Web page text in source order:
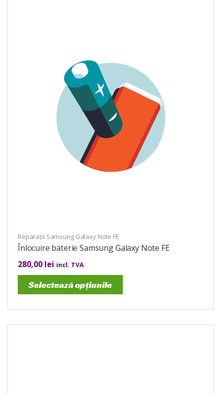
Reparații Samsung Galaxy Note FE
Înlocuire baterie Samsung Galaxy Note FE
280,00 lei incl. TVA
Selectează opțiunile